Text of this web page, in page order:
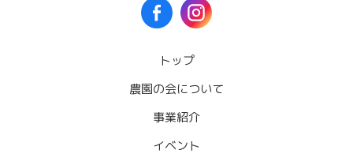
トップ
農園の会について
事業紹介
イベント